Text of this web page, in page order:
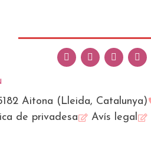
Aitona (Lleida, Catalunya)
de privadesa
Avís legal